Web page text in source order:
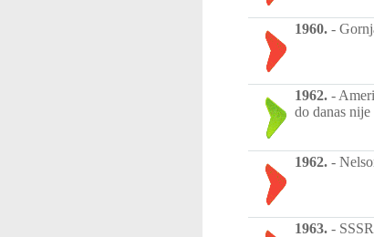
1960. -
1962. -
do danas nije
1962. -
1963. -